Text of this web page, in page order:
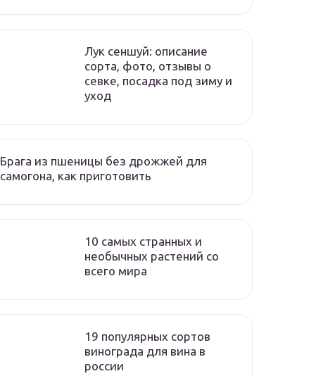
Лук сеншуй: описание
сорта, фото, отзывы о
севке, посадка под зиму и
уход
Брага из пшеницы без дрожжей для
самогона, как приготовить
10 самых странных и
необычных растений со
всего мира
19 популярных сортов
винограда для вина в
россии